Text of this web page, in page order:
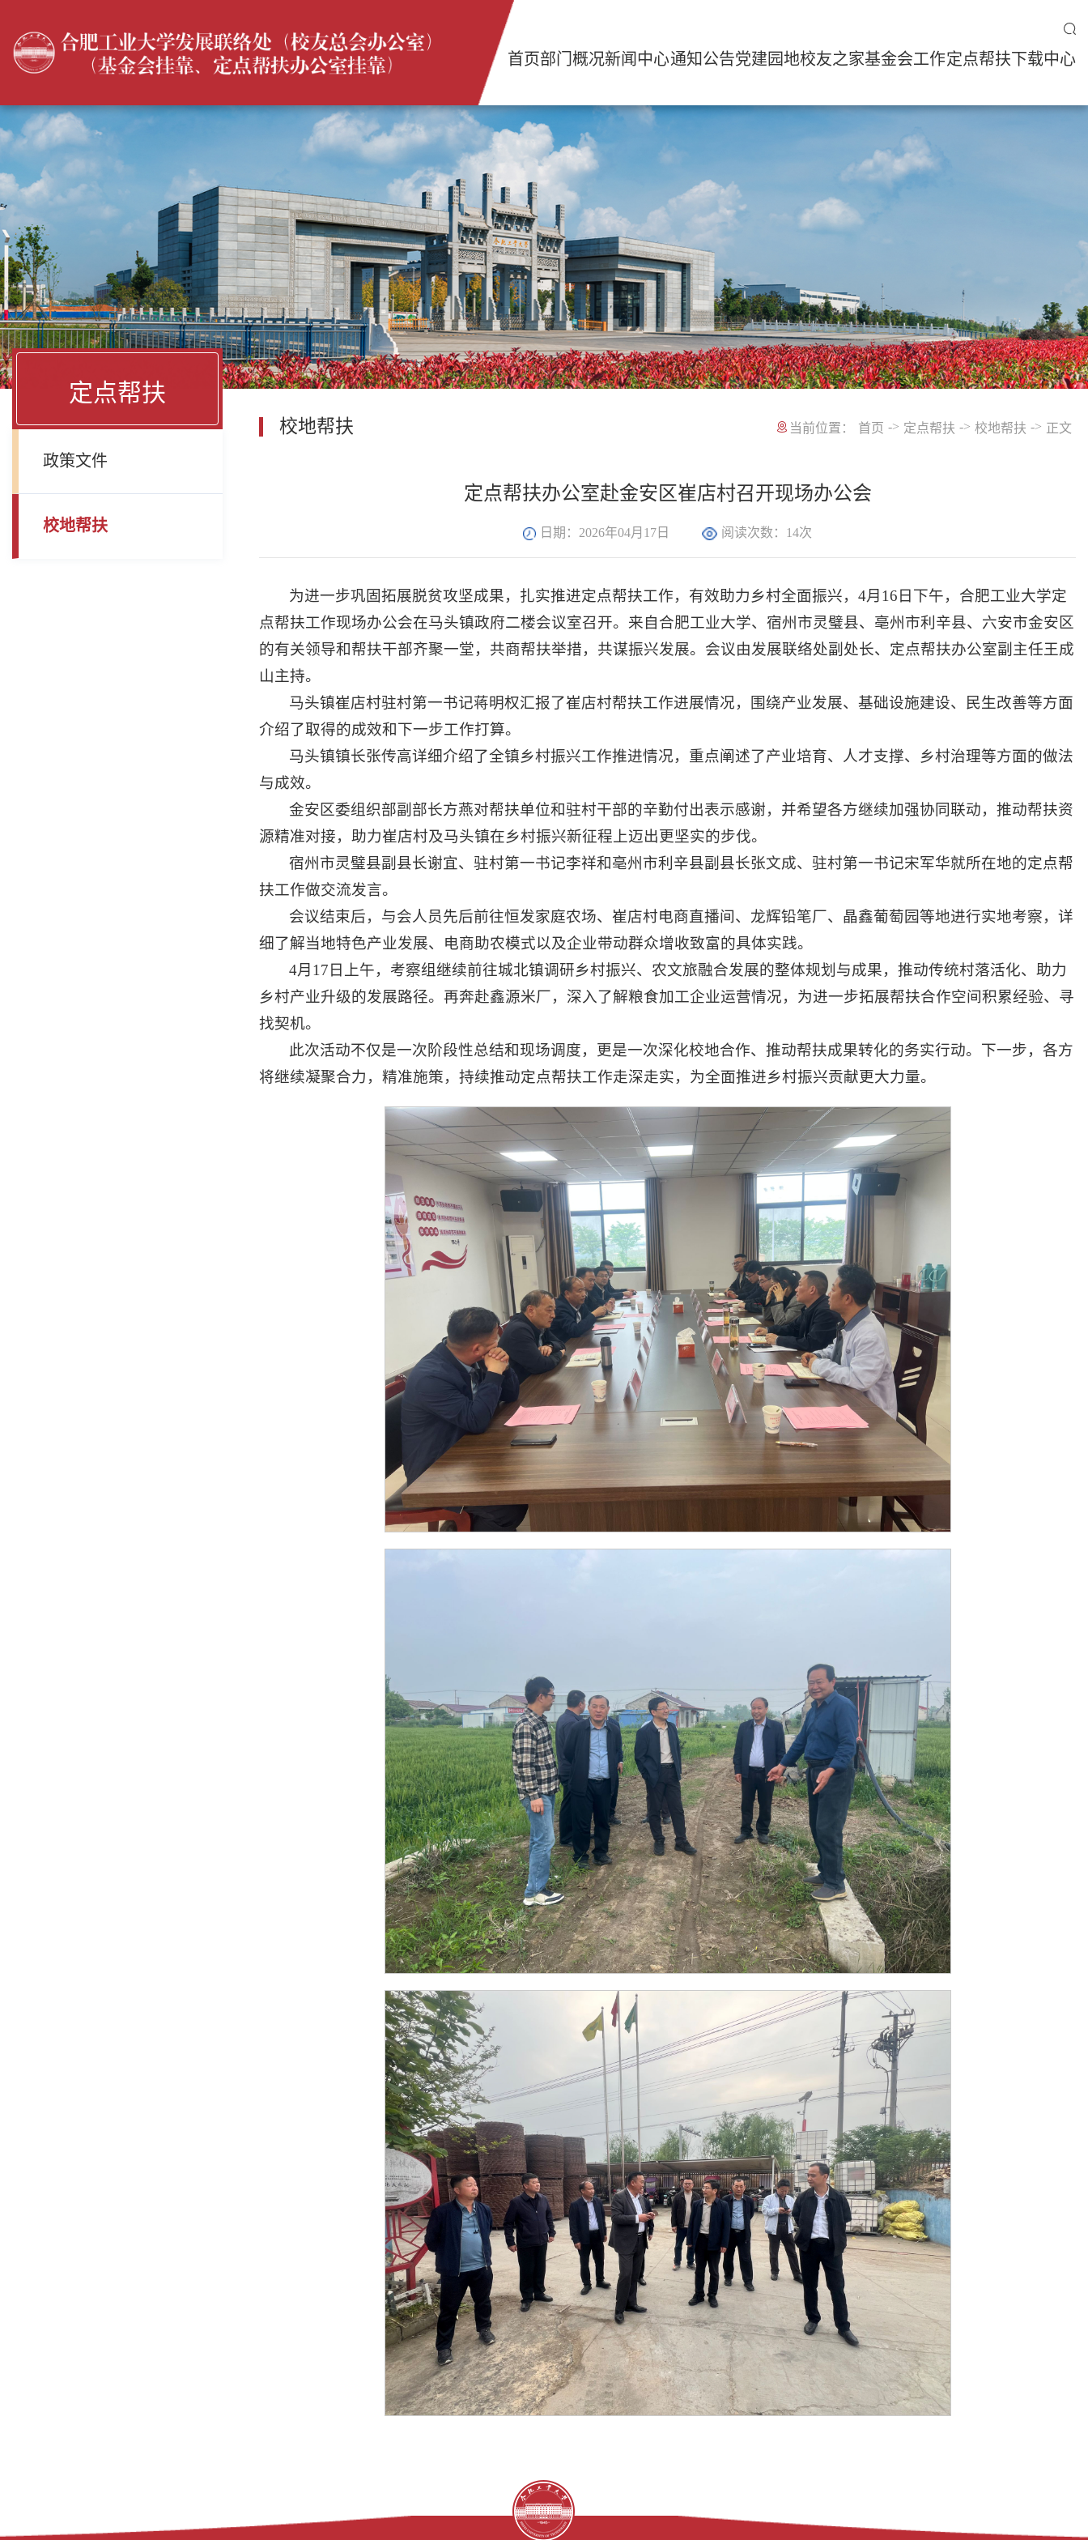
首页部门概况新闻中心通知公告党建园地校友之家基金会工作定点帮扶下载中心
定点帮扶
政策文件
校地帮扶
校地帮扶 当前位置： 首页 -> 定点帮扶 -> 校地帮扶 -> 正文
定点帮扶办公室赴金安区崔店村召开现场办公会
日期：2026年04月17日 阅读次数： 14次
为进一步巩固拓展脱贫攻坚成果，扎实推进定点帮扶工作，有效助力乡村全面振兴，4月16日下午，合肥工业大学定
点帮扶工作现场办公会在马头镇政府二楼会议室召开。来自合肥工业大学、宿州市灵璧县、亳州市利辛县、六安市金安区
的有关领导和帮扶干部齐聚一堂，共商帮扶举措，共谋振兴发展。会议由发展联络处副处长、定点帮扶办公室副主任王成
山主持。
马头镇崔店村驻村第一书记蒋明权汇报了崔店村帮扶工作进展情况，围绕产业发展、基础设施建设、民生改善等方面
介绍了取得的成效和下一步工作打算。
马头镇镇长张传高详细介绍了全镇乡村振兴工作推进情况，重点阐述了产业培育、人才支撑、乡村治理等方面的做法
与成效。
金安区委组织部副部长方燕对帮扶单位和驻村干部的辛勤付出表示感谢，并希望各方继续加强协同联动，推动帮扶资
源精准对接，助力崔店村及马头镇在乡村振兴新征程上迈出更坚实的步伐。
宿州市灵璧县副县长谢宜、驻村第一书记李祥和亳州市利辛县副县长张文成、驻村第一书记宋军华就所在地的定点帮
扶工作做交流发言。
会议结束后，与会人员先后前往恒发家庭农场、崔店村电商直播间、龙辉铅笔厂、晶鑫葡萄园等地进行实地考察，详
细了解当地特色产业发展、电商助农模式以及企业带动群众增收致富的具体实践。
4月17日上午，考察组继续前往城北镇调研乡村振兴、农文旅融合发展的整体规划与成果，推动传统村落活化、助力
乡村产业升级的发展路径。再奔赴鑫源米厂，深入了解粮食加工企业运营情况，为进一步拓展帮扶合作空间积累经验、寻
找契机。
此次活动不仅是一次阶段性总结和现场调度，更是一次深化校地合作、推动帮扶成果转化的务实行动。下一步，各方
将继续凝聚合力，精准施策，持续推动定点帮扶工作走深走实，为全面推进乡村振兴贡献更大力量。